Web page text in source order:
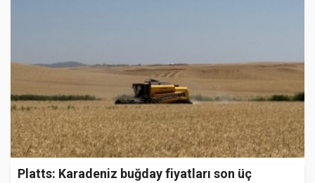
Platts: Karadeniz buğday fiyatları son üç